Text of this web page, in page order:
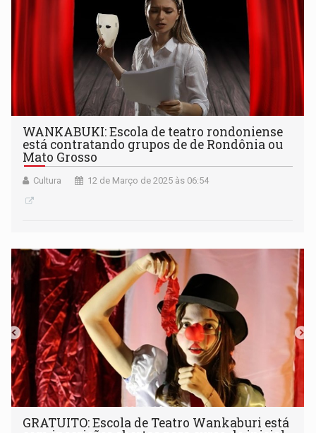
WANKABUKI: Escola de teatro rondoniense
está contratando grupos de de Rondônia ou
Mato Grosso
Cultura 12 de Março de 2025 às 06:54
GRATUITO: Escola de Teatro Wankaburi está